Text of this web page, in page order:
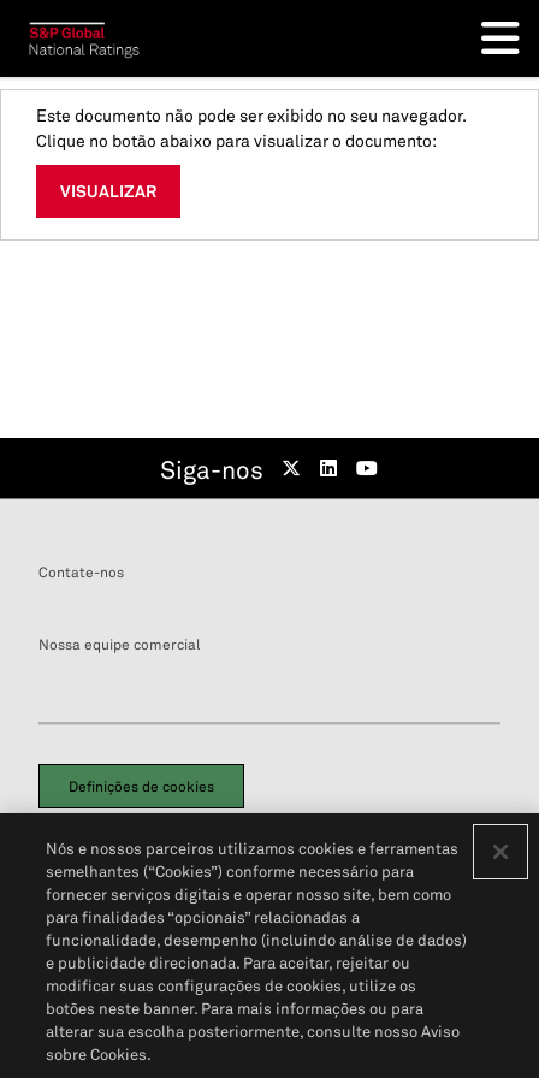
Este documento não pode ser exibido no seu navegador.
Clique no botão abaixo para visualizar o documento:
VISUALIZAR
Siga-nos
Contate-nos
Nossa equipe comercial
Definições de cookies
Política de PrivacidadePortal de privacidade do cliente (em inglês)
Não Venda Minhas Informações Pessoais© 2026 S&P Global
Nós e nossos parceiros utilizamos cookies e ferramentas
semelhantes (“Cookies”) conforme necessário para
fornecer serviços digitais e operar nosso site, bem como
para finalidades “opcionais” relacionadas a
funcionalidade, desempenho (incluindo análise de dados)
e publicidade direcionada. Para aceitar, rejeitar ou
modificar suas configurações de cookies, utilize os
botões neste banner. Para mais informações ou para
alterar sua escolha posteriormente, consulte nosso Aviso
sobre Cookies.